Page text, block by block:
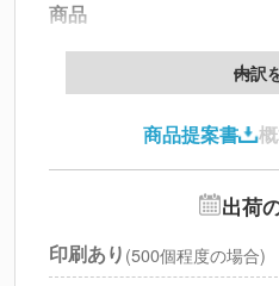
商品
製版代
印刷代
北海道・沖縄・離
内訳
商品提案書
出荷
印刷あり (500個程度の場合)